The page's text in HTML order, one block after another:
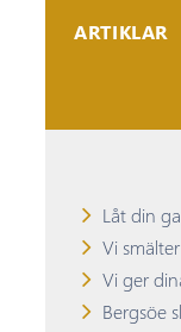
ARTIKLAR
Låt din
Vi
Vi ger
Bergsöe